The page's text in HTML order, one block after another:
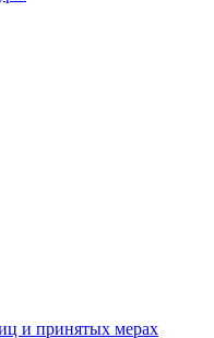
и принятых мерах